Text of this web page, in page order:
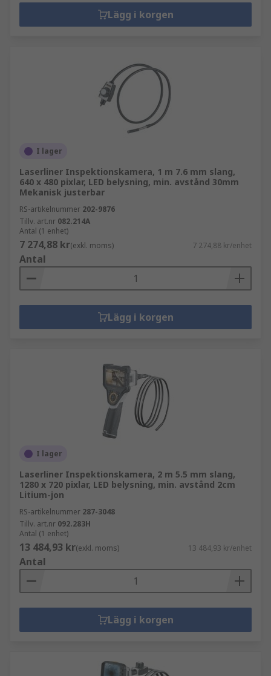
Lägg i korgen
I lager
Laserliner Inspektionskamera, 1 m 7.6 mm slang,
640 x 480 pixlar, LED belysning, min. avstånd 30mm
Mekanisk justerbar
RS-artikelnummer 202-9876
Tillv. art.nr 082.214A
Antal (1 enhet)
7 274,88 kr(exkl. moms) 7 274,88 kr/enhet
Antal
Lägg i korgen
I lager
Laserliner Inspektionskamera, 2 m 5.5 mm slang,
1280 x 720 pixlar, LED belysning, min. avstånd 2cm
Litium-jon
RS-artikelnummer 287-3048
Tillv. art.nr 092.283H
Antal (1 enhet)
13 484,93 kr(exkl. moms) 13 484,93 kr/enhet
Antal
Lägg i korgen